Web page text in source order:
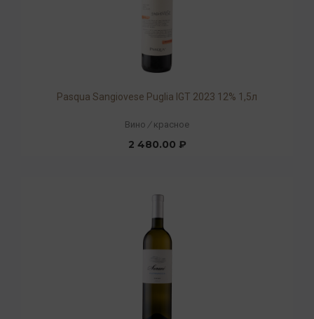
Pasqua Sangiovese Puglia IGT 2023 12% 1,5л
Вино / красное
2 480.00 ₽